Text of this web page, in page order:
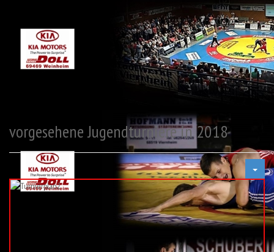
vorgesehene Jugendturniere in 2018